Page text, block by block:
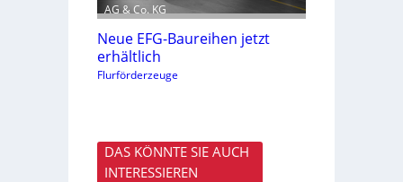
AG & Co. KG
Neue EFG-Baureihen jetzt
erhältlich
Flurförderzeuge
DAS KÖNNTE SIE AUCH
INTERESSIEREN